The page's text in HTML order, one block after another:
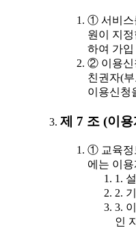
① 서비스
원이 지
하여 가
② 이용신
친권자(
이용신청
제 7 조 (이
① 교육정
에는 이
1.
2.
3.
인